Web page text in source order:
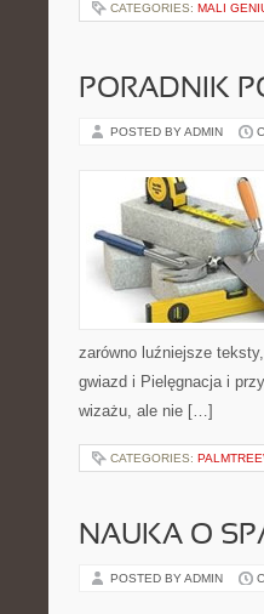
CATEGORIES: MALI
PORADNIK
POSTED BY ADMIN
zarówno luźniejsze
gwiazd i Pielęgnacja i
wizażu, ale nie […]
CATEGORIES:
NAUKA O
POSTED BY ADMIN